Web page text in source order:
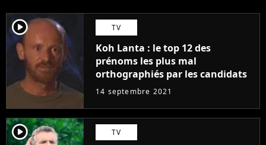
player2 TV
Koh Lanta : le top 12 des
prénoms les plus mal
orthographiés par les candidats
14 septembre 2021
player2 TV